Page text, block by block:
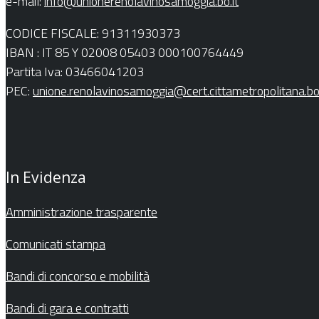
CODICE FISCALE: 91311930373
IBAN : IT 85 Y 02008 05403 000100764449
Partita Iva: 03466041203
PEC:
In Evidenza
Amministrazione trasparente
Comunicati stampa
Bandi di concorso e mobilità
Bandi di gara e contratti